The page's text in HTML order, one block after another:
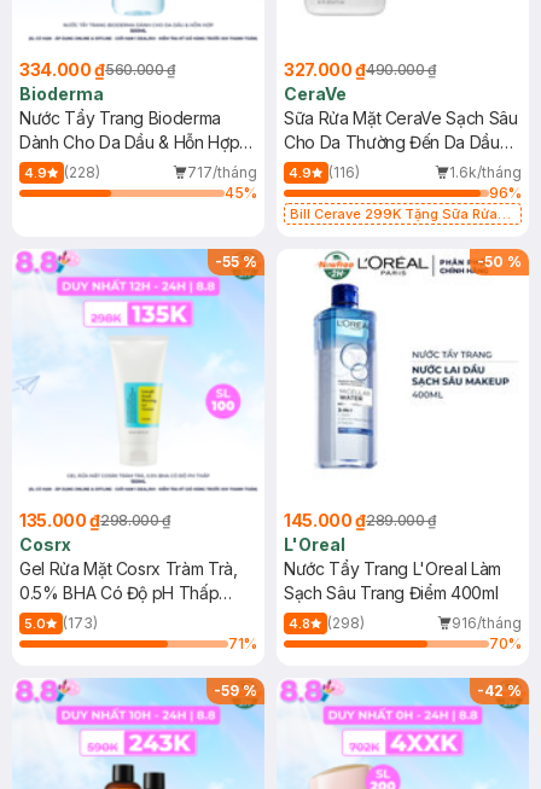
334.000 ₫560.000 ₫
Bioderma
Nước Tẩy Trang Bioderma
Dành Cho Da Dầu & Hỗn Hợp
500ml
4.9 (228)
717/tháng
45%
327.000 ₫490.000 ₫
CeraVe
Sữa Rửa Mặt CeraVe Sạch Sâu
Cho Da Thường Đến Da Dầu
473ml
4.9 (116)
1.6k/tháng
96%
Bill Cerave 299K Tặng Sữa Rửa
-55%
135.000 ₫298.000 ₫
Cosrx
Gel Rửa Mặt Cosrx Tràm Trà,
0.5% BHA Có Độ pH Thấp
150ml
5.0
(173)
71%
-50 %
145.000 ₫289.000 ₫
L'Oreal
Nước Tẩy Trang L'Oreal Làm
Sạch Sâu Trang Điểm 400ml
4.8 (298)
916/tháng
70%
-59% -42%